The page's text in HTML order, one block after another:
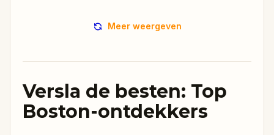
Meer weergeven
Versla de besten: Top
Boston-ontdekkers